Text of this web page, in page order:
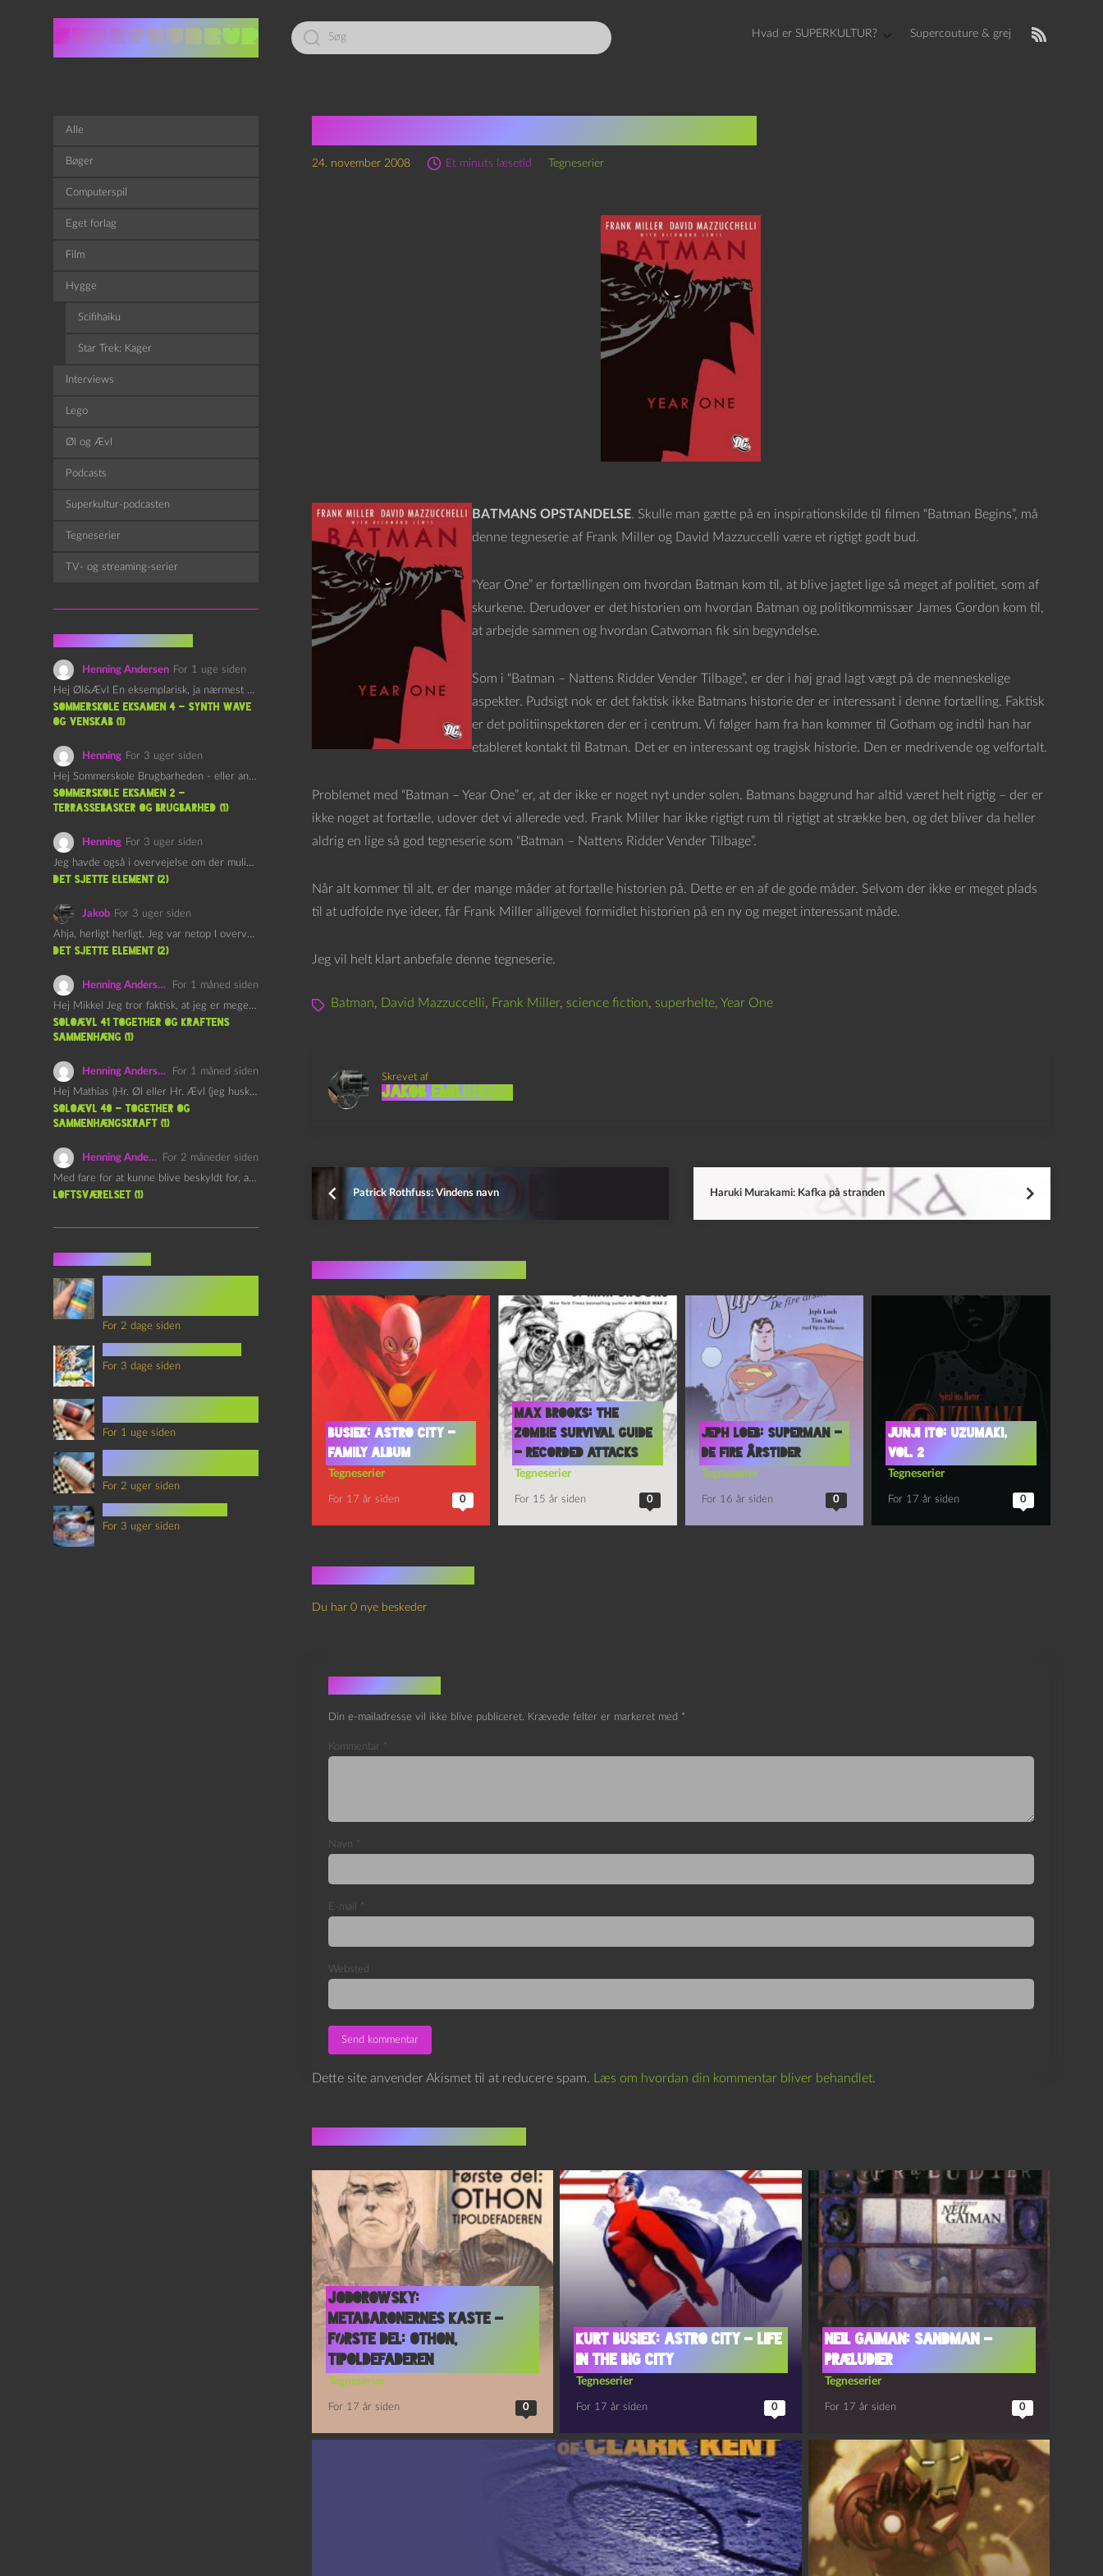
Led
efter:
Hvad er SUPERKULTUR? Supercouture & grej
24. november 2008 Et minuts læsetid Tegneserier
BATMANS OPSTANDELSE. Skulle man gætte på en inspirationskilde til filmen “Batman Begins”, må
denne tegneserie af Frank Miller og David Mazzuccelli være et rigtigt godt bud.
“Year One” er fortællingen om hvordan Batman kom til, at blive jagtet lige så meget af politiet, som af
skurkene. Derudover er det historien om hvordan Batman og politikommissær James Gordon kom til,
at arbejde sammen og hvordan Catwoman fik sin begyndelse.
Som i “Batman – Nattens Ridder Vender Tilbage”, er der i høj grad lagt vægt på de menneskelige
aspekter. Pudsigt nok er det faktisk ikke Batmans historie der er interessant i denne fortælling. Faktisk
er det politiinspektøren der er i centrum. Vi følger ham fra han kommer til Gotham og indtil han har
etableret kontakt til Batman. Det er en interessant og tragisk historie. Den er medrivende og velfortalt.
Problemet med “Batman – Year One” er, at der ikke er noget nyt under solen. Batmans baggrund har altid været helt rigtig – der er
ikke noget at fortælle, udover det vi allerede ved. Frank Miller har ikke rigtigt rum til rigtigt at strække ben, og det bliver da heller
aldrig en lige så god tegneserie som “Batman – Nattens Ridder Vender Tilbage”.
Når alt kommer til alt, er der mange måder at fortælle historien på. Dette er en af de gode måder. Selvom der ikke er meget plads
til at udfolde nye ideer, får Frank Miller alligevel formidlet historien på en ny og meget interessant måde.
Jeg vil helt klart anbefale denne tegneserie.
Batman, David Mazzuccelli, Frank Miller, science fiction, superhelte, Year One
Skrevet af
Jakob Emiliussen
Patrick Rothfuss: Vindens navn Haruki Murakami: Kafka på stranden
Busiek: Astro City –
Family Album
Tegneserier
For 17 år siden 0
Max Brooks: The
Zombie Survival Guide
– Recorded Attacks
Tegneserier
For 15 år siden 0
Jeph Loeb: Superman –
De fire årstider
Tegneserier
For 16 år siden 0
Junji Ito: Uzumaki,
vol. 2
Tegneserier
For 17 år siden 0
Du har 0 nye beskeder
Skriv et svar
Din e-mailadresse vil ikke blive publiceret. Krævede felter er markeret med *
Kommentar *
Navn *
E-mail *
Websted
Dette site anvender Akismet til at reducere spam. Læs om hvordan din kommentar bliver behandlet.
Jodorowsky:
Metabaronernes Kaste –
Første del: Othon,
tipoldefaderen
Tegneserier
For 17 år siden 0
Kurt Busiek: Astro City – Life
in the Big City
Tegneserier
For 17 år siden 0
Neil Gaiman: Sandman –
Præludier
Tegneserier
For 17 år siden 0
Alle
Bøger
Computerspil
Eget forlag
Film
Hygge
Scifihaiku
Star Trek: Kager
Interviews
Lego
Øl og Ævl
Podcasts
Superkultur-podcasten
Tegneserier
TV- og streaming-serier
Henning Andersen For 1 uge siden
Hej Øl&Ævl En eksemplarisk, ja nærmest yndefuld, afslutning på SOMMERSKOLEN.…
Sommerskole Eksamen 4 – Synth Wave
og Venskab (1)
Henning For 3 uger siden
Hej Sommerskole Brugbarheden - eller anvendeligheden - af "Øl&Ævl" er…
Sommerskole Eksamen 2 –
Terrassebasker og Brugbarhed (1)
Henning For 3 uger siden
Jeg havde også i overvejelse om der muligvis kunne være…
det sjette element (2)
Jakob For 3 uger siden
Ahja, herligt herligt. Jeg var netop I overvejelser om at…
det sjette element (2)
Henning Andersen
For 1 måned siden
Hej Mikkel Jeg tror faktisk, at jeg er meget enig…
Soloævl 41 Together og Kraftens
Sammenhæng (1)
Henning Andersen
For 1 måned siden
Hej Mathias (Hr. Øl eller Hr. Ævl (jeg husker ikke…
Soloævl 40 – Together og
sammenhængskraft (1)
Henning Andersen
For 2 måneder siden
Med fare for at kunne blive beskyldt for, at være…
Loftsværelset (1)
For 2 dage siden
For 3 dage siden
For 1 uge siden
For 2 uger siden
For 3 uger siden